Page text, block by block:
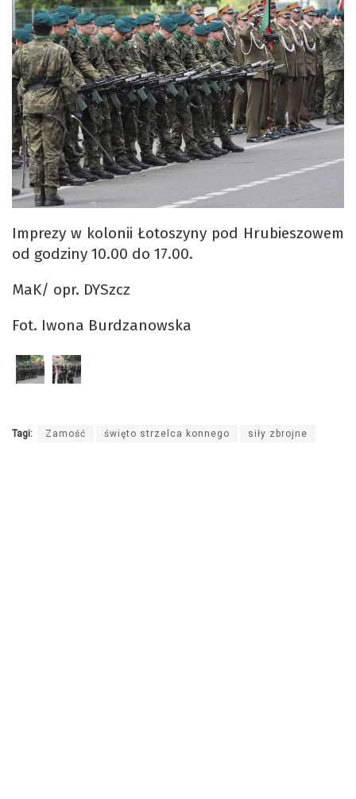
Imprezy w kolonii Łotoszyny pod Hrubieszowem
od godziny 10.00 do 17.00.
MaK/ opr. DYSzcz
Fot. Iwona Burdzanowska
Tagi: Zamość święto strzelca konnego siły zbrojne